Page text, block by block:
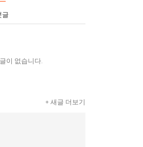
글
글이 없습니다.
+ 새글 더보기